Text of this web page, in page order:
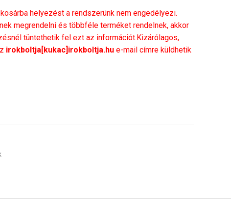
helyezést a rendszerünk nem engedélyezi.
megrendelni és többféle terméket rendelnek, akkor
tüntethetik fel ezt az információt.Kizárólagos,
irokboltja[kukac]irokboltja.hue-mail címre küldhetik